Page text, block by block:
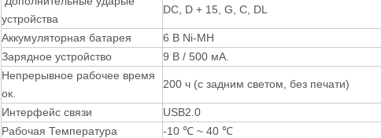
устройства
DC, D + 15, G, C, DL
Аккумуляторная батарея
6 В Ni-MH
Зарядное устройство
9 В / 500 мА.
Непрерывное рабочее время
ок.
200 ч (с задним светом, без печати)
Интерфейс связи
USB2.0
Рабочая Температура
-10 ℃ ~ 40 ℃